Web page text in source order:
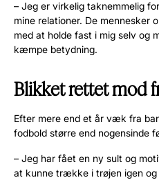
– Jeg er virkelig taknemmelig
mine relationer. De mennesker
med at holde fast i mig selv og
kæmpe betydning.
Blikket rettet mod
Efter mere end et år væk fra
fodbold større end nogensinde
– Jeg har fået en ny sult og
at kunne trække i trøjen igen